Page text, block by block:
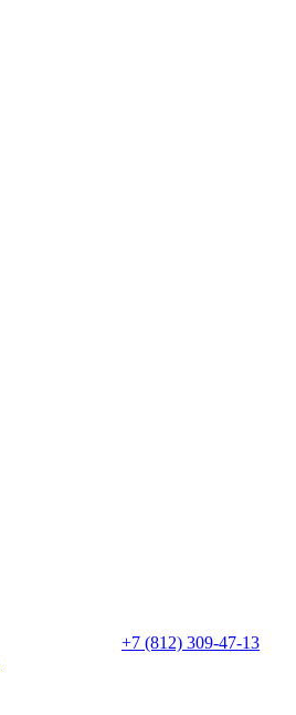
+7 (812) 309-47-13